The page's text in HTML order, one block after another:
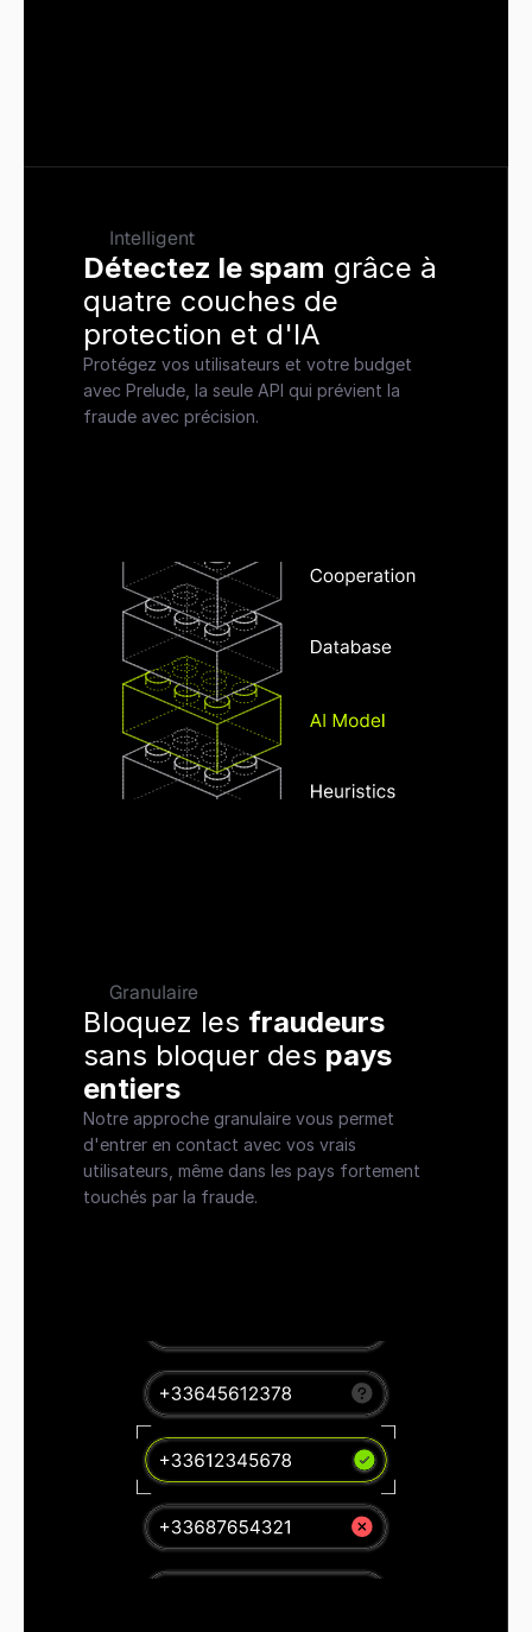
Intelligent
Détectez le spam grâce à
quatre couches de
protection et d'IA
Protégez vos utilisateurs et votre budget
avec Prelude, la seule API qui prévient la
fraude avec précision.
Granulaire
Bloquez les fraudeurs
sans bloquer des pays
entiers
Notre approche granulaire vous permet
d'entrer en contact avec vos vrais
utilisateurs, même dans les pays fortement
touchés par la fraude.